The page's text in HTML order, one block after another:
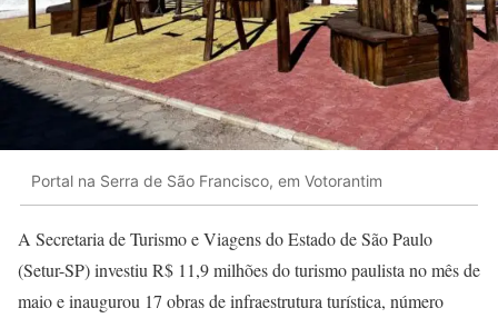
Portal na Serra de São Francisco, em Votorantim
A Secretaria de Turismo e Viagens do Estado de São Paulo
(Setur-SP) investiu R$ 11,9 milhões do turismo paulista no mês de
maio e inaugurou 17 obras de infraestrutura turística, número